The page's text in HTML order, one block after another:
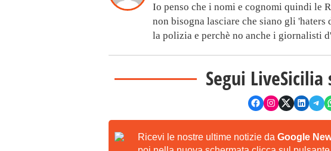
Io penso che i nomi e cognomi quindi le
non bisogna lasciare che siano gli
la polizia e perchè no anche i giornalisti
Segui LiveSicilia
Ricevi le nostre ultime notizie da Google